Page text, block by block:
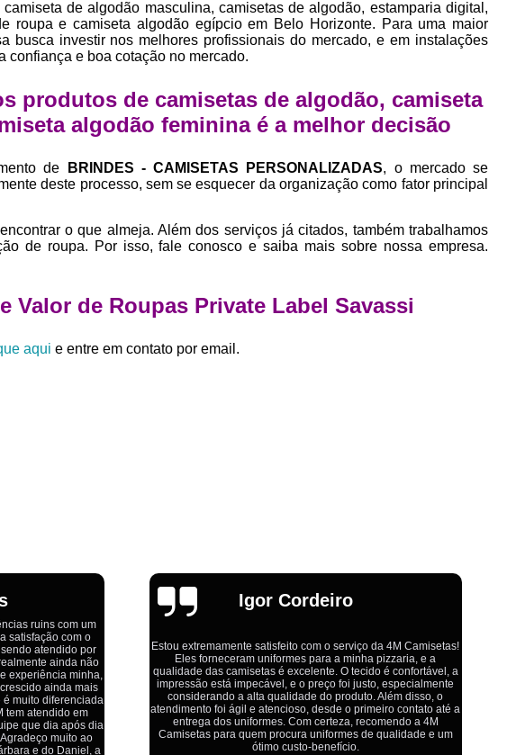
Desenvolvimento
Desenvolvimento de
Desenvolvimento de
Desenvolvimento
Desenvolvimento de Estampas
Desenvolvimento Estampa de
Empresa Private Label
Private
Private Label para Pequenas
Private Label Roupas
Private Label Roupas
Estamparia Digital em Tecido
Fábrica Camiseta
Fábrica Camisetas Algodão
Fábrica Camisetas
Fabrica Camisetas
de algodão masculina, camisetas de algodão, estamparia digital,
roupa e camiseta algodão egípcio em Belo Horizonte. Para uma maior
busca investir nos melhores profissionais do mercado, e em instalações
confiança e boa cotação no mercado.
produtos de camisetas de algodão, camiseta
algodão feminina é a melhor decisão
de BRINDES - CAMISETAS PERSONALIZADAS, o mercado se
deste processo, sem se esquecer da organização como fator principal
o que almeja. Além dos serviços já citados, também trabalhamos
de roupa. Por isso, fale conosco e saiba mais sobre nossa empresa.
Valor de Roupas Private Label Savassi
aqui e entre em contato por email.
da 4M Camisetas!
pizzaria, e a
é confortável, a
especialmente
Além disso, o
contato até a
a 4M
qualidade e um
Emília
Ótimo atendimento,todos muito educados, prestativos e que
colocam o cliente em primeiro lugar. Qualquer lugar tem
problemas,isso é fato, mas aqui na 4M tudo é resolvido com
calma e de forma que todos saem ganhando no final.